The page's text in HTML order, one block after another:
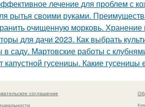
лечение для проблем с
рытья своими руками.
очищенную морковь.
для дачи 2023. Как выбрать
в саду. Мартовские работы с
капустной гусеницы. Какие гусеницы
соглашение